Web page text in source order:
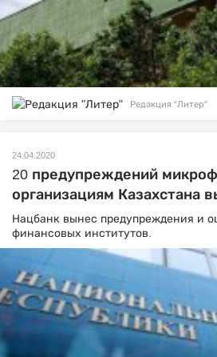
Редакция "Литер"
24.04.2020
20 предупреждений
организациям Казахстана
Нацбанк вынес предупреждения и
финансовых институтов.